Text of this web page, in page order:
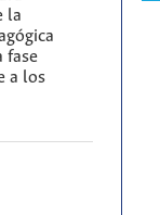
la
fase
a los